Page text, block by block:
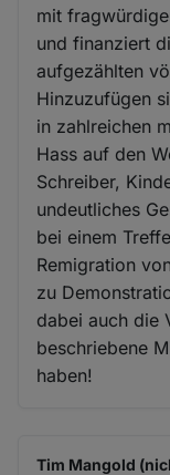
mit
und finanziert
aufgezählten
Hinzuzufügen
in zahlreichen
Hass auf den
Schreiber,
undeutliches
bei einem
Remigration
zu
dabei auch die
beschriebene
haben!
Tim Mangold